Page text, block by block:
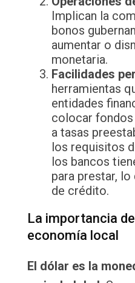
Implican la
bonos
aumentar o
monetaria.
Facilidades
herramientas
entidades
colocar
a tasas
los requisitos
los bancos
para prestar,
de crédito.
La importancia
economía local
El dólar es la